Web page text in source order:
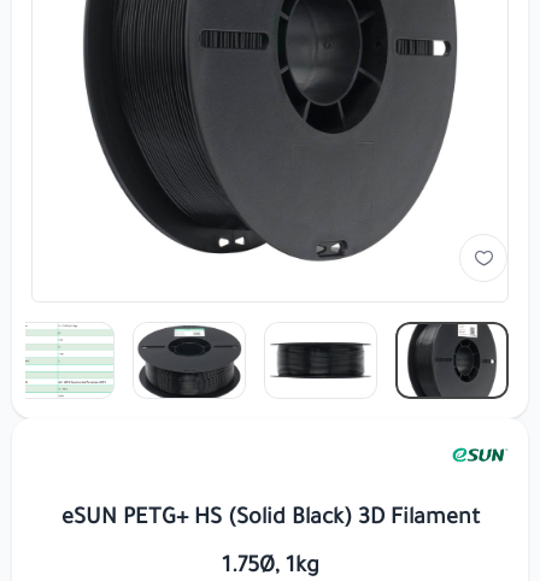
eSUN PETG+ HS (Solid Black) 3D Filament
1.75Ø, 1kg